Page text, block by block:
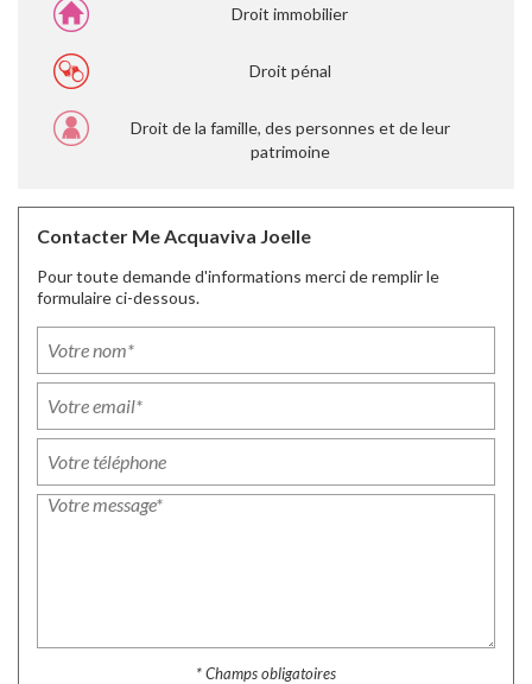
Droit immobilier
Droit pénal
Droit de la famille, des personnes et de leur
patrimoine
Contacter Me Acquaviva Joelle
Pour toute demande d'informations merci de remplir le
formulaire ci-dessous.
* Champs obligatoires